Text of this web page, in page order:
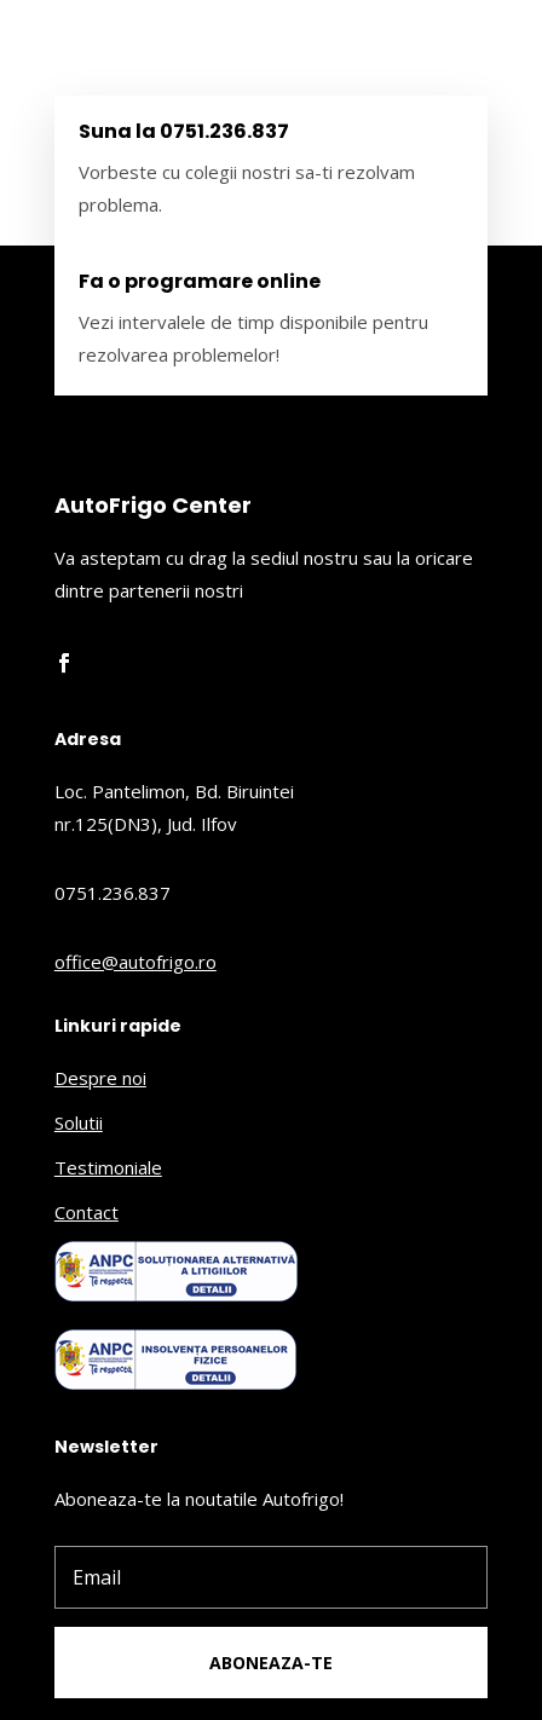
Suna la 0751.236.837
Vorbeste cu colegii nostri sa-ti rezolvam
problema.
Fa o programare online
Vezi intervalele de timp disponibile pentru
rezolvarea problemelor!
AutoFrigo Center
Va asteptam cu drag la sediul nostru sau la oricare
dintre partenerii nostri
Adresa
Loc. Pantelimon, Bd. Biruintei
nr.125(DN3), Jud. Ilfov
0751.236.837
office@autofrigo.ro
Linkuri rapide
Despre noi
Solutii
Testimoniale
Contact
Newsletter
Aboneaza-te la noutatile Autofrigo!
ABONEAZA-TE